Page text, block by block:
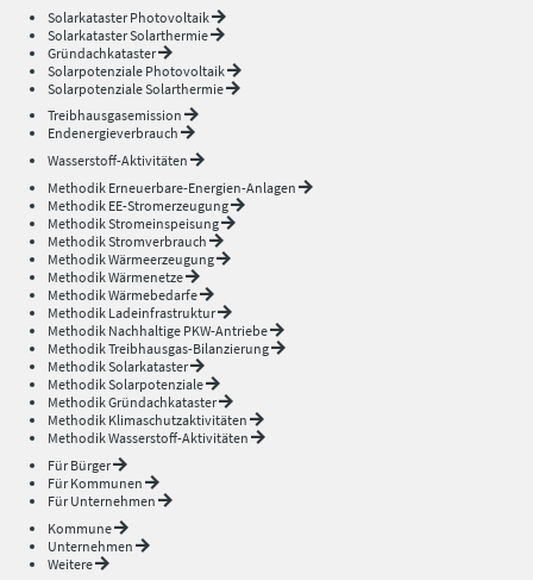
Solarkataster Photovoltaik
Solarkataster Solarthermie
Gründachkataster
Solarpotenziale Photovoltaik
Solarpotenziale Solarthermie
Treibhausgasemission
Endenergieverbrauch
Wasserstoff-Aktivitäten
Methodik Erneuerbare-Energien-Anlagen
Methodik EE-Stromerzeugung
Methodik Stromeinspeisung
Methodik Stromverbrauch
Methodik Wärmeerzeugung
Methodik Wärmenetze
Methodik Wärmebedarfe
Methodik Ladeinfrastruktur
Methodik Nachhaltige PKW-Antriebe
Methodik Treibhausgas-Bilanzierung
Methodik Solarkataster
Methodik Solarpotenziale
Methodik Gründachkataster
Methodik Klimaschutzaktivitäten
Methodik Wasserstoff-Aktivitäten
Für Bürger
Für Kommunen
Für Unternehmen
Kommune
Unternehmen
Weitere